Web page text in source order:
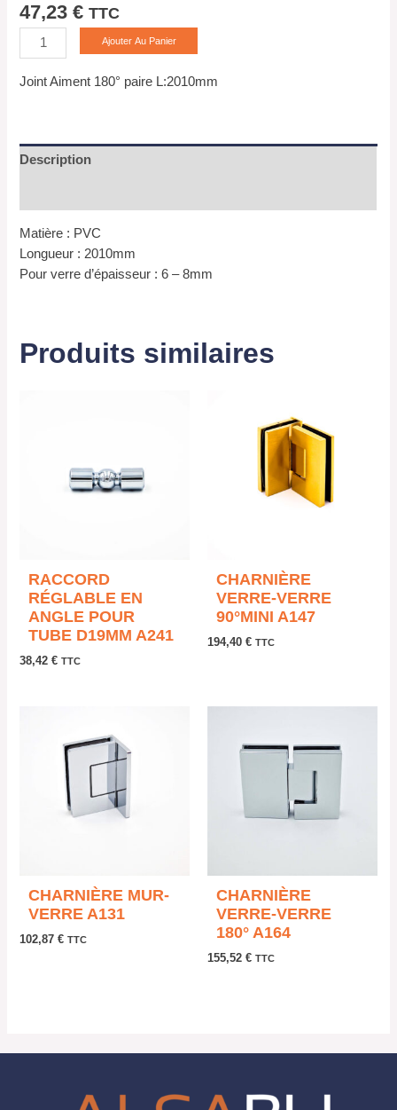
47,23€ TTC
Ajouter Au Panier
Joint Aiment 180° paire L:2010mm
Description
Matière : PVC
Longueur : 2010mm
Pour verre d’épaisseur : 6 – 8mm
Produits similaires
RACCORD
RÉGLABLE EN
ANGLE POUR
TUBE D19MM A241
38,42€ TTC
CHARNIÈRE
VERRE-VERRE
90°MINI A147
194,40 € TTC
CHARNIÈRE MUR-
VERRE A131
102,87€ TTC
CHARNIÈRE
VERRE-VERRE
180° A164
155,52 € TTC